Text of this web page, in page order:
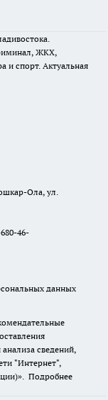
ЖКХ,
и спорт. Актуальная
Ола, ул.
46-
данных
сведений,
"Интернет",
Подробнее